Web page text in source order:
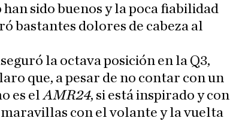
sido buenos y la poca fiabilidad
bastantes dolores de cabeza al
la octava posición en la Q3,
que, a pesar de no contar con un
es elAMR24, si está inspirado y con
con el volante y la vuelta